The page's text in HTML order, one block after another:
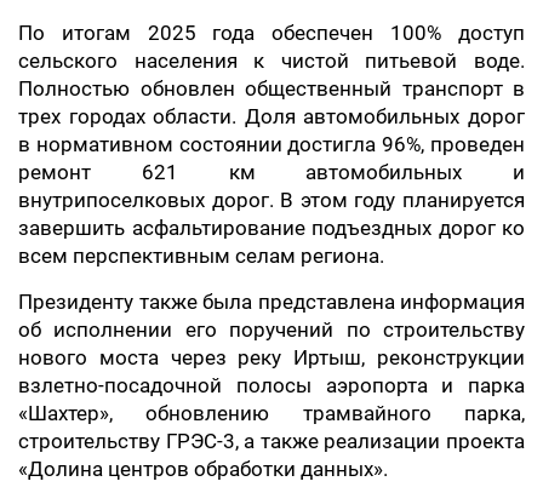
По итогам 2025 года обеспечен 100% доступ
сельского населения к чистой питьевой воде.
Полностью обновлен общественный транспорт в
трех городах области. Доля автомобильных дорог
в нормативном состоянии достигла 96%, проведен
ремонт 621 км автомобильных и
внутрипоселковых дорог. В этом году планируется
завершить асфальтирование подъездных дорог ко
всем перспективным селам региона.
Президенту также была представлена информация
об исполнении его поручений по строительству
нового моста через реку Иртыш, реконструкции
взлетно-посадочной полосы аэропорта и парка
«Шахтер», обновлению трамвайного парка,
строительству ГРЭС-3, а также реализации проекта
«Долина центров обработки данных».